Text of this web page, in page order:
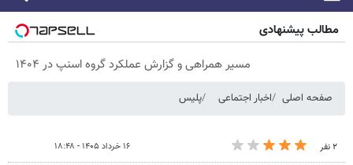
مطالب پیشنهادی
مسیر همراهی و گزارش عملکرد گروه اسنپ در ۱۴۰۴
صفحه اصلی اخبار اجتماعی پلیس
۲ نفر ۱۶ خرداد ۱۴۰۵ - ۱۸:۴۸